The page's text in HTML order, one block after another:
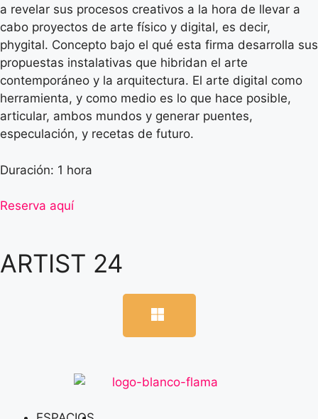
a revelar sus procesos creativos a la hora de llevar a
cabo proyectos de arte físico y digital, es decir,
phygital. Concepto bajo el qué esta firma desarrolla sus
propuestas instalativas que hibridan el arte
contemporáneo y la arquitectura. El arte digital como
herramienta, y como medio es lo que hace posible,
articular, ambos mundos y generar puentes,
especulación, y recetas de futuro.
Duración: 1 hora
Reserva aquí
ARTIST 24